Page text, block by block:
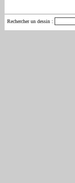
Rechercher un dessin :